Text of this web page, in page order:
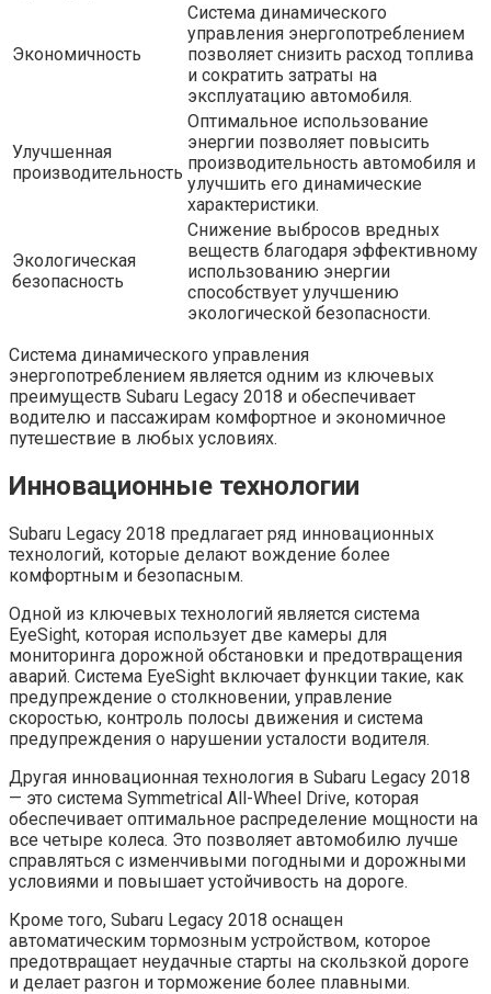
Экономичность
Система динамического
управления энергопотреблением
позволяет снизить расход топлива
и сократить затраты на
эксплуатацию автомобиля.
Улучшенная
производительность
Оптимальное использование
энергии позволяет повысить
производительность автомобиля и
улучшить его динамические
характеристики.
Экологическая
безопасность
Снижение выбросов вредных
веществ благодаря эффективному
использованию энергии
способствует улучшению
экологической безопасности.
Система динамического управления
энергопотреблением является одним из ключевых
преимуществ Subaru Legacy 2018 и обеспечивает
водителю и пассажирам комфортное и экономичное
путешествие в любых условиях.
Инновационные технологии
Subaru Legacy 2018 предлагает ряд инновационных
технологий, которые делают вождение более
комфортным и безопасным.
Одной из ключевых технологий является система
EyeSight, которая использует две камеры для
мониторинга дорожной обстановки и предотвращения
аварий. Система EyeSight включает функции такие, как
предупреждение о столкновении, управление
скоростью, контроль полосы движения и система
предупреждения о нарушении усталости водителя.
Другая инновационная технология в Subaru Legacy 2018
— это система Symmetrical All-Wheel Drive, которая
обеспечивает оптимальное распределение мощности на
все четыре колеса. Это позволяет автомобилю лучше
справляться с изменчивыми погодными и дорожными
условиями и повышает устойчивость на дороге.
Кроме того, Subaru Legacy 2018 оснащен
автоматическим тормозным устройством, которое
предотвращает неудачные старты на скользкой дороге
и делает разгон и торможение более плавными.